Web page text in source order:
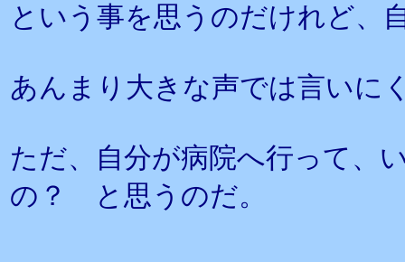
という事を思うのだけれど、
あんまり大きな声では言いに
ただ、自分が病院へ行って、
の？ と思うのだ。